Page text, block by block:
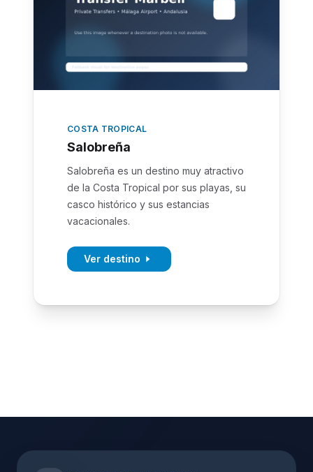
COSTA TROPICAL
Salobreña
Salobreña es un destino muy atractivo
de la Costa Tropical por sus playas, su
casco histórico y sus estancias
vacacionales.
Ver destino